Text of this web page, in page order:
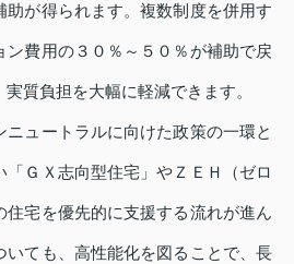
助が得られます。複数制度を併用す
ン費用の３０％～５０％が補助で戻
質負担を大幅に軽減できます。
ュートラルに向けた政策の一環と
「ＧＸ志向型住宅」やＺＥＨ（ゼロ
住宅を優先的に支援する流れが進ん
いても、高性能化を図ることで、長